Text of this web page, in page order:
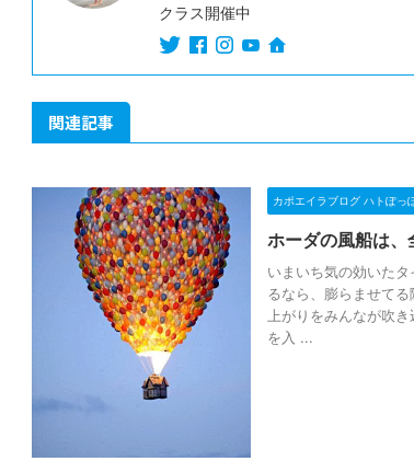
クラス開催中
関連記事
カポエイラブログ ハトぽっ
ホーダの風船は
いまいち気の効いた
るなら、膨らませて
上がりをみんなが吹
を入 ...